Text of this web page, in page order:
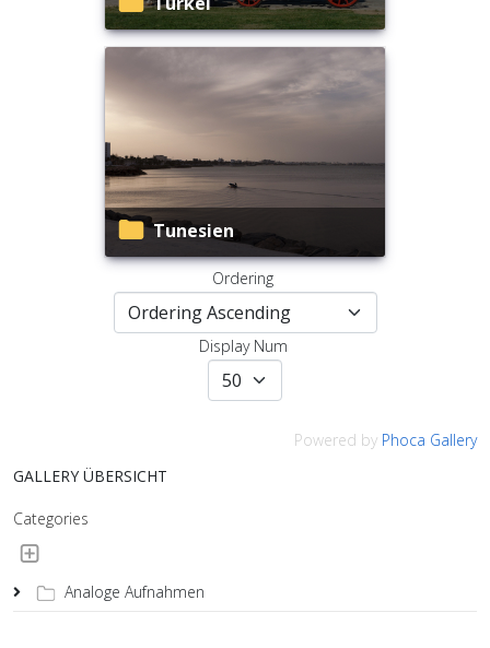
Tunesien
Ordering
Display Num
Powered by Phoca Gallery
GALLERY ÜBERSICHT
Categories
Analoge Aufnahmen